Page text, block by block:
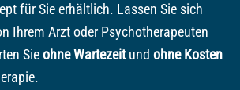
für Sie erhältlich. Lassen Sie sich
Ihrem Arzt oder Psychotherapeuten
Sieohne Wartezeitund ohne Kosten